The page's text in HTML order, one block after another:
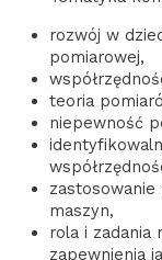
rozwój w
pomiarowej,
teoria
niepewność
maszyn,
rola i zadania
zapewnienia